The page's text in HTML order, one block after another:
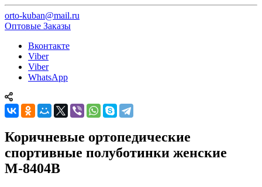
orto-kuban@mail.ru
Оптовые Заказы
Вконтакте
Viber
Viber
WhatsApp
Коричневые ортопедические
спортивные полуботинки женские
М-8404В